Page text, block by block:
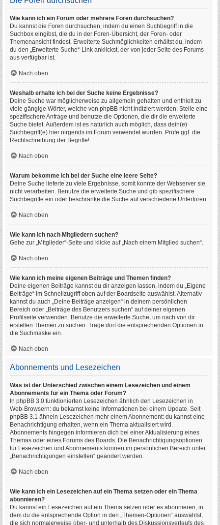
Wie kann ich ein Forum oder mehrere Foren durchsuchen?
Du kannst die Foren durchsuchen, indem du einen Suchbegriff in die
Suchbox eingibst, die du in der Foren-Übersicht, der Foren- oder
Themenansicht findest. Erweiterte Suchmöglichkeiten erhältst du, indem
du den „Erweiterte Suche“-Link anklickst, der von jeder Seite des Forums
aus verfügbar ist.
Nach oben
Weshalb erhalte ich bei der Suche keine Ergebnisse?
Deine Suche war möglicherweise zu allgemein gehalten und enthielt zu
viele gängige Wörter, welche von phpBB nicht indiziert werden. Stelle eine
spezifischere Anfrage und benutze die Optionen, die dir die erweiterte
Suche bietet. Außerdem ist es natürlich auch möglich, dass dein(e)
Suchbegriff(e) hier nirgends im Forum verwendet wurden. Prüfe ggf. die
Rechtschreibung der Begriffe!
Nach oben
Warum bekomme ich bei der Suche eine leere Seite?
Deine Suche lieferte zu viele Ergebnisse, somit konnte der Webserver sie
nicht verarbeiten. Benutze die erweiterte Suche und gib spezifischere
Suchbegriffe ein oder beschränke die Suche auf verschiedene Unterforen.
Nach oben
Wie kann ich nach Mitgliedern suchen?
Gehe zur „Mitglieder“-Seite und klicke auf „Nach einem Mitglied suchen“.
Nach oben
Wie kann ich meine eigenen Beiträge und Themen finden?
Deine eigenen Beiträge kannst du dir anzeigen lassen, indem du „Eigene
Beiträge“ im Schnellzugriff oben auf der Boardseite auswählst. Alternativ
kannst du auch „Deine Beiträge anzeigen“ in deinem persönlichen
Bereich oder „Beiträge des Benutzers suchen“ auf deiner eigenen
Profilseite verwenden. Benutze die erweiterte Suche, um nach von dir
erstellen Themen zu suchen. Trage dort die entsprechenden Optionen in
die Suchmaske ein.
Nach oben
Abonnements und Lesezeichen
Was ist der Unterschied zwischen einem Lesezeichen und einem
Abonnements für ein Thema oder Forum?
In phpBB 3.0 funktionierten Lesezeichen ähnlich den Lesezeichen in
Web-Browsern: du bekamst keine Informationen bei einem Update. Seit
phpBB 3.1 ähneln Lesezeichen mehr einem Abonnement: du kannst eine
Benachrichtigung erhalten, wenn ein Thema aktualisiert wird.
Abonnements hingegen informieren dich bei einer Aktualisierung eines
Themas oder eines Forums des Boards. Die Benachrichtigungsoptionen
für Lesezeichen und Abonnements können im persönlichen Bereich unter
„Benachrichtigungen einstellen“ geändert werden.
Nach oben
Wie kann ich ein Lesezeichen auf ein Thema setzen oder ein Thema
abonnieren?
Du kannst ein Lesezeichen auf ein Thema setzen oder es abonnieren, in
dem du die entsprechende Option in den „Themen-Optionen“ auswählst,
die sich normalerweise ober- und unterhalb des Diskussionsverlaufs des